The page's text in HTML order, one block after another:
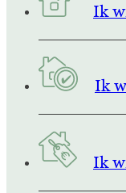
Ik
Ik
Ik